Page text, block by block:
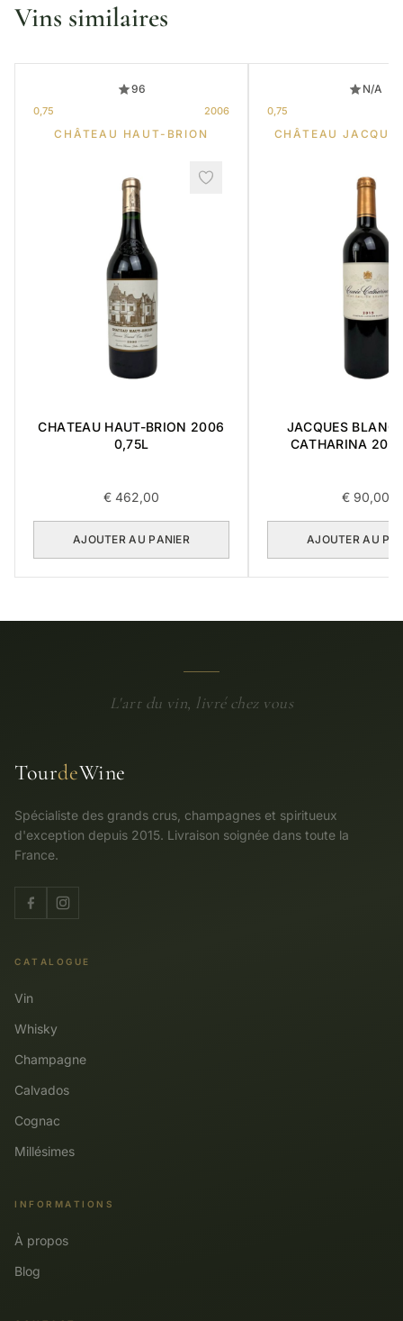
Vins similaires
96
0,75 2006
CHÂTEAU HAUT-BRION
CHATEAU HAUT-BRION 2006
0,75L
€ 462,00
AJOUTER AU PANIER
N/A
0,75
CHÂTEAU
JACQUES BLANC
CATHARINA
€90,00
AJOUTER AU
L'art du vin, livré chez vous
TourdeWine
Spécialiste des grands crus, champagnes et spiritueux
d'exception depuis 2015. Livraison soignée dans toute la
France.
CATALOGUE
Vin
Whisky
Champagne
Calvados
Cognac
Millésimes
INFORMATIONS
À propos
Blog